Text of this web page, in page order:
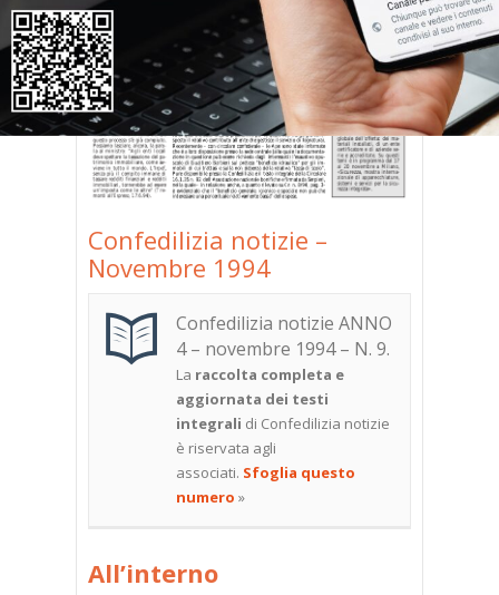
Confedilizia notizie –
Novembre 1994
Confedilizia notizie ANNO
4 – novembre 1994 – N. 9.
La raccolta completa e
aggiornata dei testi
integrali di Confedilizia notizie
è riservata agli
associati. Sfoglia questo
numero »
All’interno